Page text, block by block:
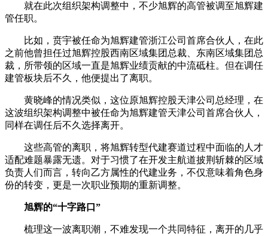
就在此次组织架构调整中，不少旭辉的高管被调至旭辉建
管任职。
比如，贲宇被任命为旭辉建管浙江公司首席合伙人，在此
之前他曾担任过旭辉控股西南区域集团总裁、东南区域集团总
裁，所带领的区域一直是旭辉业绩贡献的中流砥柱。但在调任
建管板块后不久，他便提出了离职。
黄晓峰的情况类似，这位原旭辉控股天津公司总经理，在
这波组织架构调整中被任命为旭辉建管天津公司首席合伙人，
同样在调任后不久选择离开。
这些高管的离职，将旭辉转型代建赛道过程中面临的人才
适配难题暴露无遗。对于习惯了在开发主航道披荆斩棘的区域
负责人们而言，转向乙方属性的代建业务，不仅意味着角色身
份的转变，更是一次职业预期的重新调整。
旭辉的“十字路口”
梳理这一波离职潮，不难发现一个共同特征，离开的几乎